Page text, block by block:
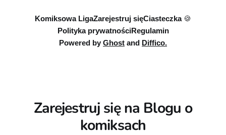
Komiksowa LigaZarejestruj sięCiasteczka 🍪
Polityka prywatnościRegulamin
Powered by Ghost and Diffico.
Zarejestruj się na Blogu o
komiksach